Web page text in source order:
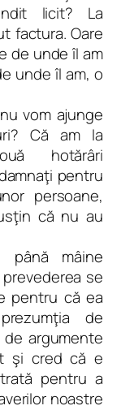
licit? La
factura. Oare
de unde îl am
unde îl am, o
vom ajunge
Că am la
hotărâri
pentru
persoane,
că nu au
până mâine
se
pentru că ea
de
de argumente
şi cred că e
pentru a
noastre